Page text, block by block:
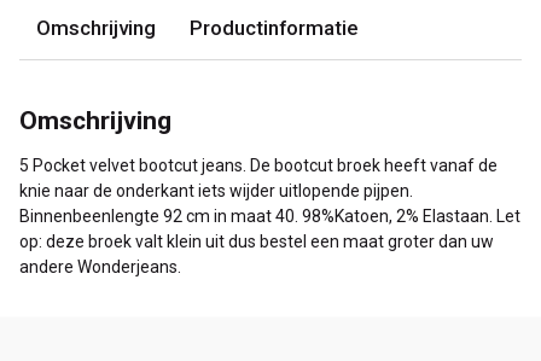
Omschrijving Productinformatie
Omschrijving
5 Pocket velvet bootcut jeans. De bootcut broek heeft vanaf de
knie naar de onderkant iets wijder uitlopende pijpen.
Binnenbeenlengte 92 cm in maat 40. 98%Katoen, 2% Elastaan. Let
op: deze broek valt klein uit dus bestel een maat groter dan uw
andere Wonderjeans.